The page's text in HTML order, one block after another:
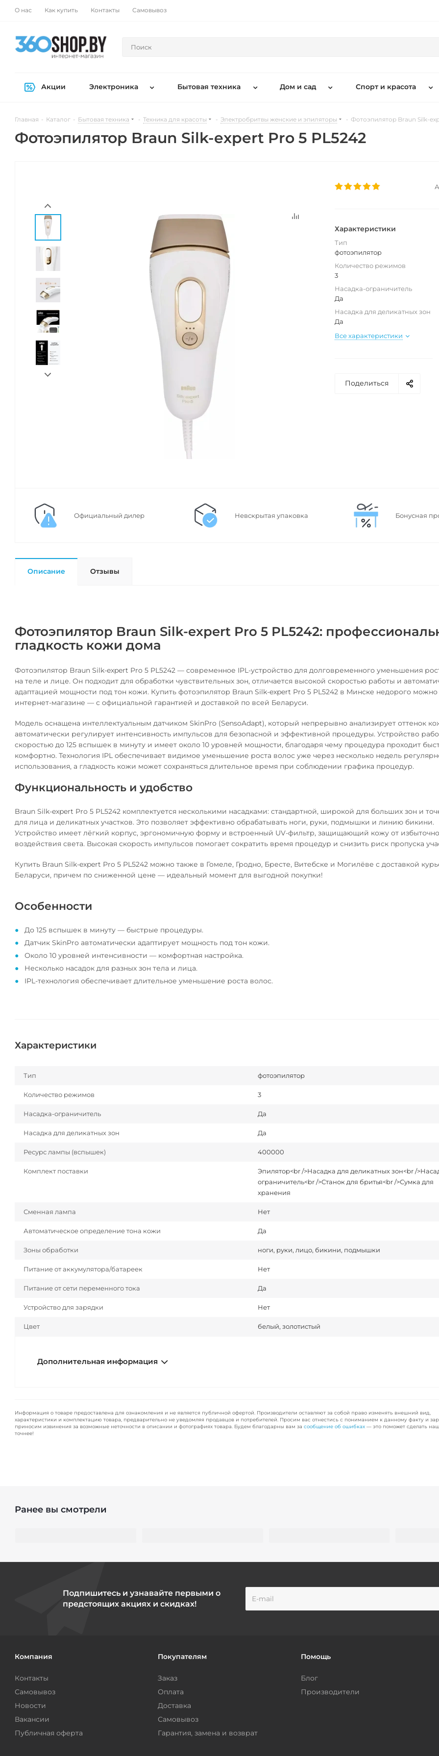
О нас Как купить Контакты Самовывоз
Акции Электроника Бытовая техника Дом и сад Спорт и красота
Главная - Каталог - Бытовая техника - Техника для красоты - Электробритвы женские и эпиляторы - Фотоэпилятор Braun Silk-
Фотоэпилятор Braun Silk-expert Pro 5 PL5242
Характеристики
Тип
фотоэпилятор
Количество режимов
3
Насадка-ограничитель
Да
Насадка для деликатных зон
Да
Все характеристики
Поделиться
Официальный дилер Невскрытая упаковка Бонусная
Описание Отзывы
Фотоэпилятор Braun Silk-expert Pro 5 PL5242:
гладкость кожи дома
Фотоэпилятор Braun Silk-expert Pro 5 PL5242 — современное IPL-устройство для долговременного уменьшения
на теле и лице. Он подходит для обработки чувствительных зон, отличается высокой скоростью работы и
адаптацией мощности под тон кожи. Купить фотоэпилятор Braun Silk-expert Pro 5 PL5242 в Минске недорого
интернет-магазине — с официальной гарантией и доставкой по всей Беларуси.
Модель оснащена интеллектуальным датчиком SkinPro (SensoAdapt), который непрерывно анализирует оттенок
автоматически регулирует интенсивность импульсов для безопасной и эффективной процедуры. Устройство
скоростью до 125 вспышек в минуту и имеет около 10 уровней мощности, благодаря чему процедура проходит
комфортно. Технология IPL обеспечивает видимое уменьшение роста волос уже через несколько недель
использования, а гладкость кожи может сохраняться длительное время при соблюдении графика процедур.
Функциональность и удобство
Braun Silk-expert Pro 5 PL5242 комплектуется несколькими насадками: стандартной, широкой для больших зон и
для лица и деликатных участков. Это позволяет эффективно обрабатывать ноги, руки, подмышки и линию бикини.
Устройство имеет лёгкий корпус, эргономичную форму и встроенный UV-фильтр, защищающий кожу от
воздействия света. Высокая скорость импульсов помогает сократить время процедур и снизить риск пропуска
Купить Braun Silk-expert Pro 5 PL5242 можно также в Гомеле, Гродно, Бресте, Витебске и Могилёве с доставкой
Беларуси, причем по сниженной цене — идеальный момент для выгодной покупки!
Особенности
До 125 вспышек в минуту — быстрые процедуры.
Датчик SkinPro автоматически адаптирует мощность под тон кожи.
Около 10 уровней интенсивности — комфортная настройка.
Несколько насадок для разных зон тела и лица.
IPL-технология обеспечивает длительное уменьшение роста волос.
Характеристики
Тип фотоэпилятор
Количество режимов 3
Насадка-ограничитель Да
Насадка для деликатных зон Да
Ресурс лампы (вспышек) 400000
Комплект поставки
Эпилятор<br />Насадка для деликатных зон<br /
ограничитель<br />Станок для бритья<br />Сумка для
хранения
Сменная лампа Нет
Автоматическое определение тона кожи Да
Зоны обработки ноги, руки, лицо, бикини, подмышки
Питание от аккумулятора/батареек Нет
Питание от сети переменного тока Да
Устройство для зарядки Нет
Цвет белый, золотистый
Дополнительная информация
Информация о товаре предоставлена для ознакомления и не является публичной офертой. Производители оставляют за собой право изменять внешний вид,
характеристики и комплектацию товара, предварительно не уведомляя продавцов и потребителей. Просим вас отнестись с пониманием к данному факту и
приносим извинения за возможные неточности в описании и фотографиях товара. Будем благодарны вам за сообщение об ошибках — это поможет сделать
точнее!
Ранее вы смотрели
Подпишитесь и узнавайте первыми о
предстоящих акциях и скидках!
Компания
Контакты
Самовывоз
Новости
Вакансии
Публичная оферта
Покупателям
Заказ
Оплата
Доставка
Самовывоз
Гарантия, замена и возврат
Помощь
Блог
Производители